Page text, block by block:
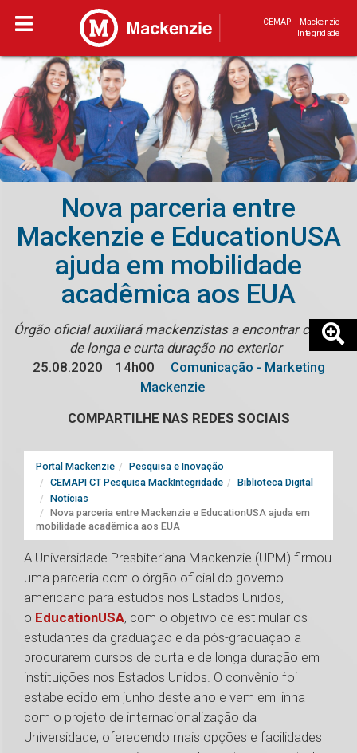
CEMAPI - Mackenzie
Integridade
Nova parceria entre
Mackenzie e EducationUSA
ajuda em mobilidade
acadêmica aos EUA
Órgão oficial auxiliará mackenzistas a encontrar cursos
de longa e curta duração no exterior
25.08.2020
14h00
Comunicação - Marketing
Mackenzie
COMPARTILHE NAS REDES SOCIAIS
Portal Mackenzie
Pesquisa e Inovação
CEMAPI CT Pesquisa MackIntegridade
Biblioteca Digital
Notícias
Nova parceria entre Mackenzie e EducationUSA ajuda em
mobilidade acadêmica aos EUA
A Universidade Presbiteriana Mackenzie (UPM) firmou
uma parceria com o órgão oficial do governo
americano para estudos nos Estados Unidos,
o EducationUSA, com o objetivo de estimular os
estudantes da graduação e da pós-graduação a
procurarem cursos de curta e de longa duração em
instituições nos Estados Unidos. O convênio foi
estabelecido em junho deste ano e vem em linha
com o projeto de internacionalização da
Universidade, oferecendo mais opções e facilidades